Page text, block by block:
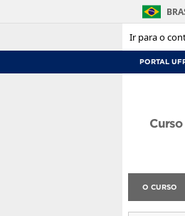
Ir para o
PORTAL
O CURSO